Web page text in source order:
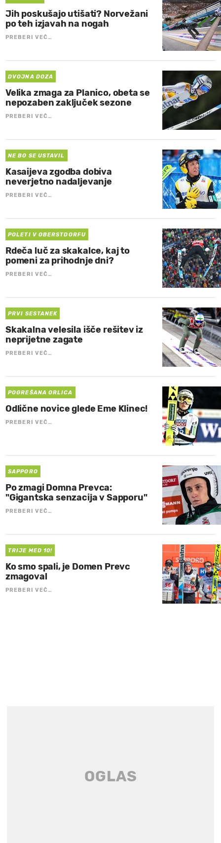
Jih poskušajo utišati? Norvežani
po teh izjavah na nogah
PREBERI VEČ…
DVOJNA DOZA
Velika zmaga za Planico, obeta se
nepozaben zaključek sezone
PREBERI VEČ…
NE BO SE USTAVIL
Kasaijeva zgodba dobiva
neverjetno nadaljevanje
PREBERI VEČ…
POLETI V OBERSTDORFU
Rdeča luč za skakalce, kaj to
pomeni za prihodnje dni?
PREBERI VEČ…
PRVI SESTANEK
Skakalna velesila išče rešitev iz
neprijetne zagate
PREBERI VEČ…
POGREŠANA ORLICA
Odlične novice glede Eme Klinec!
PREBERI VEČ…
SAPPORO
Po zmagi Domna Prevca:
"Gigantska senzacija v Sapporu"
PREBERI VEČ…
TRIJE MED 10!
Ko smo spali, je Domen Prevc
zmagoval
PREBERI VEČ…